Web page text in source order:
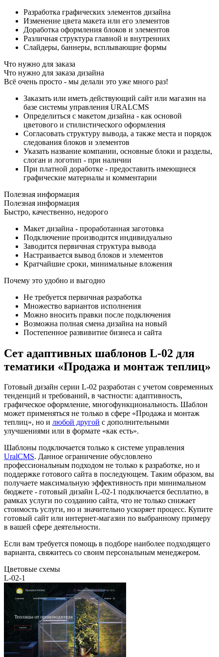
Разработка графических элементов дизайна
Изменение цвета макета или его элементов
Доработка оформления блоков и элементов
Различная структура главной и внутренних
Слайдеры, баннеры, всплывающие формы
Что нужно для заказа
Что нужно для заказа дизайна
Всё очень просто - мы делали это уже много раз!
Заказать или иметь действующий сайт или магазин на
базе системы управления URALCMS
Определиться с макетом дизайна - как основой
цветового и стилистического оформления
Согласовать структуру вывода, а также места и порядок
следования блоков и элементов
Указать название компании, основные блоки и разделы,
слоган и логотип - при наличии
При платной доработке - предоставить имеющиеся
графические материалы и комментарии
Полезная информация
Полезная информация
Быстро, качественно, недорого
Макет дизайна - проработанная заготовка
Подключение производится индивидуально
Заводится первичная структура вывода
Настраивается вывод блоков и элементов
Кратчайшие сроки, минимальные вложения
Почему это удобно и выгодно
Не требуется первичная разработка
Множество вариантов исполнения
Можно вносить правки после подключения
Возможна полная смена дизайна на новый
Постепенное развивитие бизнеса и сайта
Сет адаптивных шаблонов L-02 для
тематики «Продажа и монтаж теплиц»
Готовый дизайн серии L-02 разработан с учетом современных
тенденций и требований, в частности: адаптивность,
графическое оформление, многофункциональность. Шаблон
может применяться не только в сфере «Продажа и монтаж
теплиц», но и любой другой с дополнительными
улучшениями или в формате «как есть».
Шаблоны подключается только к системе управления
UralCMS. Данное ограничение обусловлено
профессиональным подходом не только к разработке, но и
поддержке готового сайта в последующем. Таким образом, вы
получаете максимальную эффективность при минимальном
бюджете - готовый дизайн L-02-1 подключается бесплатно, в
рамках услуги по созданию сайта, что не только снижает
стоимость услуги, но и значительно ускоряет процесс. Купите
готовый сайт или интернет-магазин по выбранному примеру
в вашей сфере деятельности.
Если вам требуется помощь в подборе наиболее подходящего
варианта, свяжитесь со своим персональным менеджером.
Цветовые схемы
L-02-1